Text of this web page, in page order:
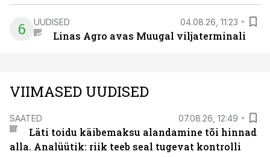
6 UUDISED 04.08.26, 11:23
Linas Agro avas Muugal viljaterminali
VIIMASED UUDISED
SAATED 07.08.26, 12:49
Läti toidu käibemaksu alandamine tõi hinnad
alla. Analüütik: riik teeb seal tugevat kontrolli